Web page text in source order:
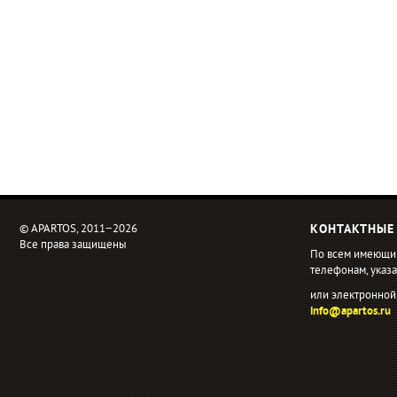
© APARTOS, 2011−2026
Все права защищены
По всем
телефонам,
или
info@apartos.ru